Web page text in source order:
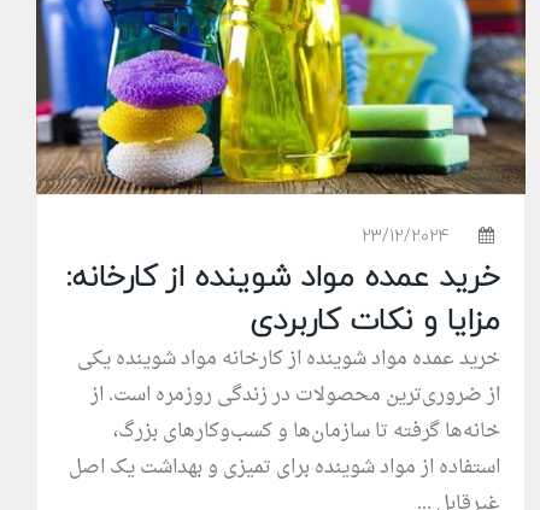
23/12/2024
خرید عمده مواد شوینده از کارخانه:
مزایا و نکات کاربردی
خرید عمده مواد شوینده از کارخانه مواد شوینده یکی
از ضروری‌ترین محصولات در زندگی روزمره است. از
خانه‌ها گرفته تا سازمان‌ها و کسب‌وکارهای بزرگ،
استفاده از مواد شوینده برای تمیزی و بهداشت یک اصل